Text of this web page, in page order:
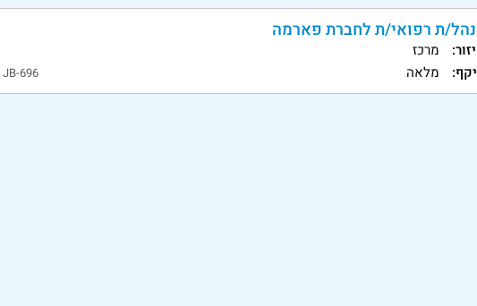
ת רפואי/ת לחברת פארמה
מרכז
מלאה
JB-696